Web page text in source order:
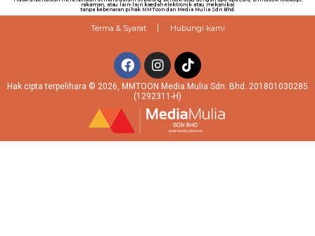
rakaman, atau lain-lain kaedah elektronik atau mekanikal
tanpa kebenaran pihak MMToon dan Media Mulia Sdn Bhd.
Terma & Syarat Hubungi kami
Hak cipta terpelihara © 2026, MMTOON Media Mulia Sdn. Bhd. 201801030285
(1292311-H)